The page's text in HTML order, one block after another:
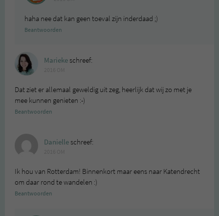
haha nee dat kan geen toeval zijn inderdaad ;)
Beantwoorden
Mariekeschreef:
Dat ziet er allemaal geweldig uit zeg, heerlijk dat wij zo met je
mee kunnen genieten :-)
Beantwoorden
Danielleschreef:
Ik hou van Rotterdam! Binnenkort maar eens naar Katendrecht
om daar rond te wandelen :)
Beantwoorden